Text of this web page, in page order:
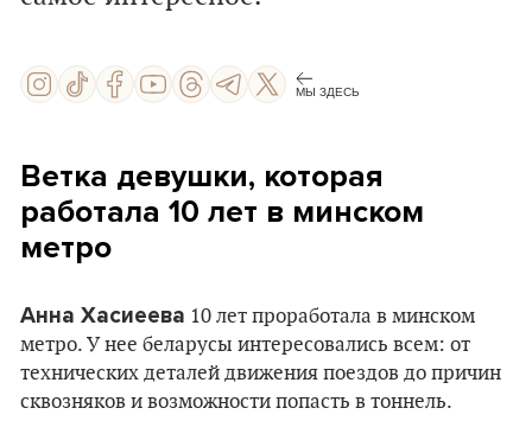
МЫ ЗДЕСЬ
Ветка девушки, которая
работала 10 лет в минском
метро
Анна Хасиеева 10 лет проработала в минском
метро. У нее беларусы интересовались всем: от
технических деталей движения поездов до причин
сквозняков и возможности попасть в тоннель.